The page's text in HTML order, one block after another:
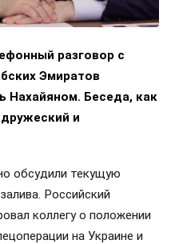
разговор с
Эмиратов
Нахайяном. Беседа, как
и
обсудили текущую
Российский
коллегу о положении
на Украине и